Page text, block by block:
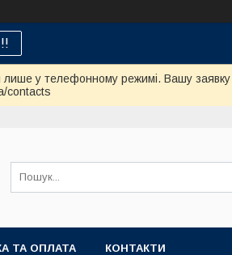
у телефонному режимі. Вашу
contacts
ТА ОПЛАТА КОНТАКТИ